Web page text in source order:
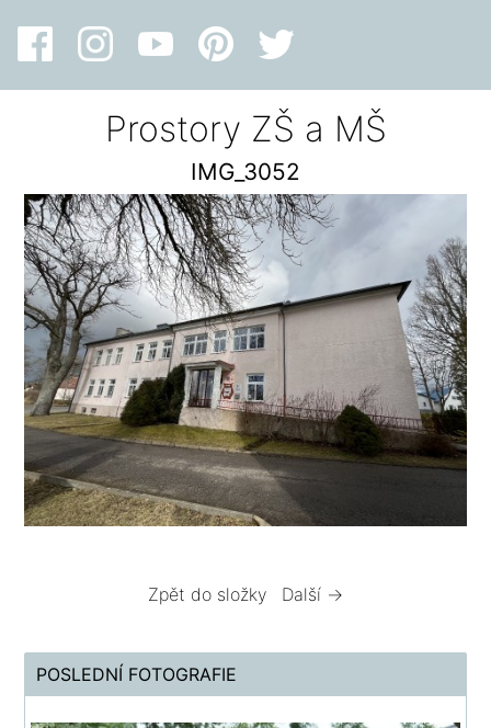
Prostory ZŠ a MŠ
IMG_3052
Zpět do složky Další →
POSLEDNÍ FOTOGRAFIE